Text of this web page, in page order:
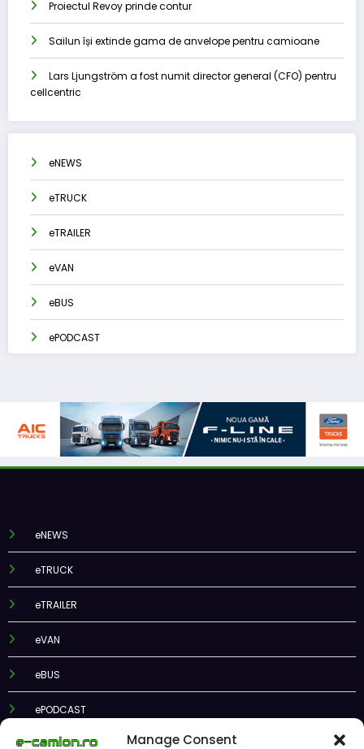
Manage Consent
Proiectul Revoy prinde contur
Sailun își extinde gama de anvelope pentru camioane
Lars Ljungström a fost numit director general (CFO) pentru
cellcentric
eNEWS
eTRUCK
eTRAILER
eVAN
eBUS
ePODCAST
eNEWS
eTRUCK
eTRAILER
eVAN
eBUS
ePODCAST